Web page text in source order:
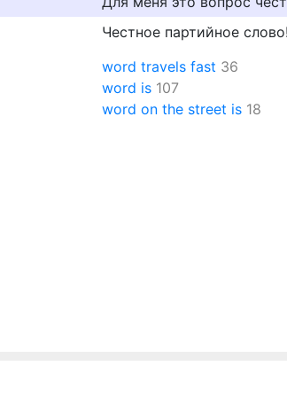
Честное партийное
word travels fast 36
word is 107
word on the street is 18